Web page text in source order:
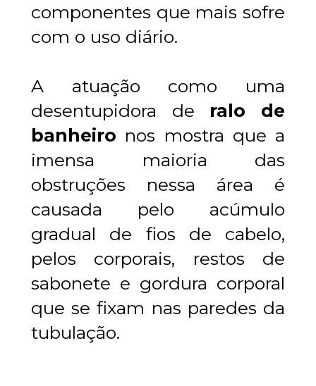
componentes que mais sofre
com o uso diário.
A atuação como uma
desentupidora de ralo de
banheiro nos mostra que a
imensa maioria das
obstruções nessa área é
causada pelo acúmulo
gradual de fios de cabelo,
pelos corporais, restos de
sabonete e gordura corporal
que se fixam nas paredes da
tubulação.